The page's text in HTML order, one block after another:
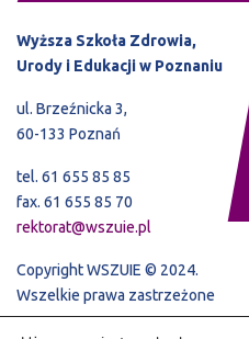
Wyższa Szkoła Zdrowia,
Urody i Edukacji w Poznaniu
ul. Brzeźnicka 3,
60-133 Poznań
tel. 61 655 85 85
fax. 61 655 85 70
rektorat@wszuie.pl
Copyright WSZUIE © 2024.
Wszelkie prawa zastrzeżone